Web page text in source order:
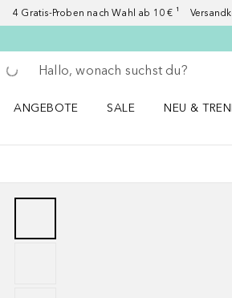
4 Gratis-Proben nach Wahl ab 10 € ¹
Gehe zurück
Suche ausführen
ANGEBOTE
SALE
NEU &